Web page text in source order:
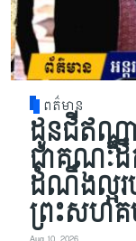
ពត៌មាន
ដូនជីឥណ្ឌ
ជាគណៈដឹ
ដំណឹងល្អ
ព្រះសហ